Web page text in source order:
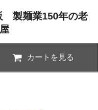
製麺業150年の老
カートを見る